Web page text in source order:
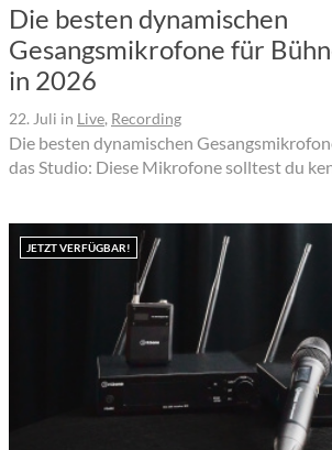
Die besten dynamischen
Gesangsmikrofone für
in 2026
22. Juli in Live, Recording
Die besten dynamischen
das Studio: Diese Mikrofone solltest du
JETZT VERFÜGBAR!